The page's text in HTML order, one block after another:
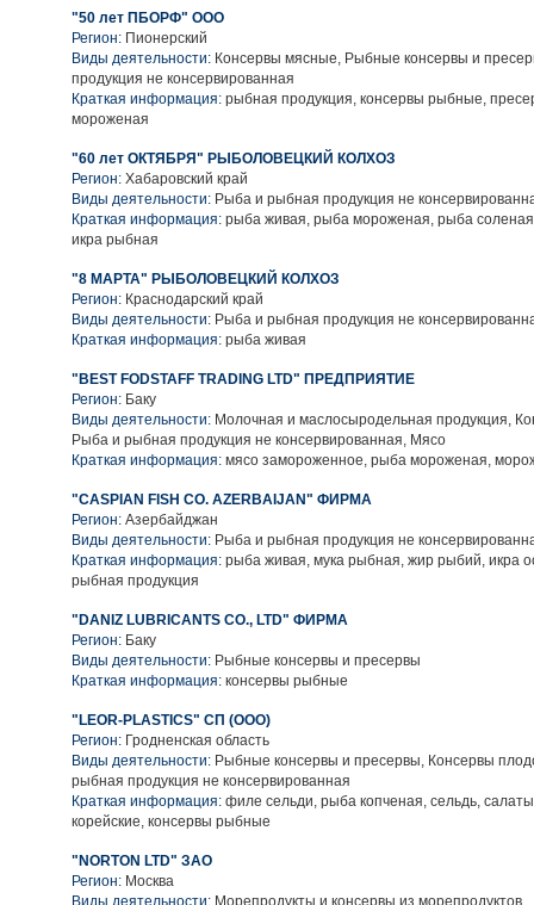
"50 лет ПБОРФ" ООО
Регион: Пионерский
Виды деятельности: Консервы мясные, Рыбные консервы и
продукция не консервированная
Краткая информация: рыбная продукция, консервы рыбные,
мороженая
"60 лет ОКТЯБРЯ" РЫБОЛОВЕЦКИЙ КОЛХОЗ
Регион: Хабаровский край
Виды деятельности: Рыба и рыбная продукция не
Краткая информация: рыба живая, рыба мороженая, рыба
икра рыбная
"8 МАРТА" РЫБОЛОВЕЦКИЙ КОЛХОЗ
Регион: Краснодарский край
Виды деятельности: Рыба и рыбная продукция не
Краткая информация: рыба живая
"BEST FODSTAFF TRADING LTD" ПРЕДПРИЯТИЕ
Регион: Баку
Виды деятельности: Молочная и маслосыродельная продукция,
Рыба и рыбная продукция не консервированная, Мясо
Краткая информация: мясо замороженное, рыба мороженая,
"CASPIAN FISH CO. AZERBAIJAN" ФИРМА
Регион: Азербайджан
Виды деятельности: Рыба и рыбная продукция не
Краткая информация: рыба живая, мука рыбная, жир рыбий, икра
рыбная продукция
"DANIZ LUBRICANTS CO., LTD" ФИРМА
Регион: Баку
Виды деятельности: Рыбные консервы и пресервы
Краткая информация: консервы рыбные
"LEOR-PLASTICS" СП (ООО)
Регион: Гродненская область
Виды деятельности: Рыбные консервы и пресервы, Консервы
рыбная продукция не консервированная
Краткая информация: филе сельди, рыба копченая, сельдь,
корейские, консервы рыбные
"NORTON LTD" ЗАО
Регион: Москва
Виды деятельности: Морепродукты и консервы из морепродуктов